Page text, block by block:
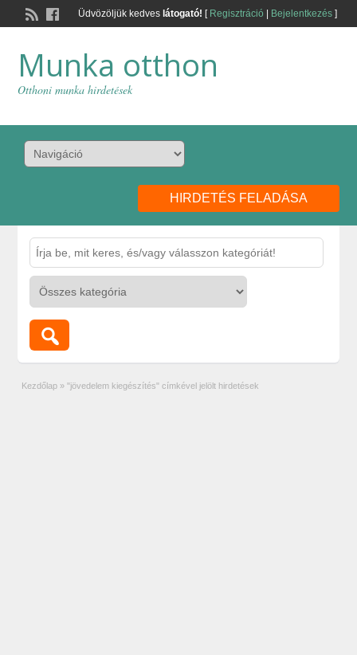
Üdvözöljük kedves látogató! [ Regisztráció Bejelentkezés]
Munka otthon
Otthoni munka hirdetések
HIRDETÉS FELADÁSA
Kezdőlap » "jövedelem kiegészítés" címkével jelölt hirdetések